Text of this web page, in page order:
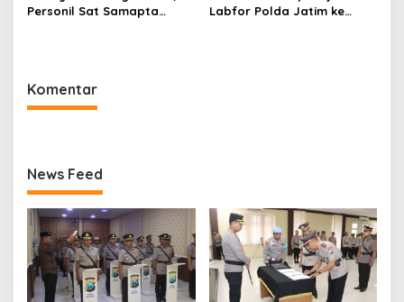
Personil Sat Samapta
Labfor Polda Jatim ke
Komentar
News Feed